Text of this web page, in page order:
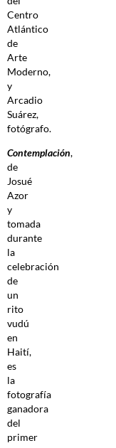
Centro
Atlántico
de
Arte
Moderno,
y
Arcadio
Suárez,
fotógrafo.
Contemplación,
de
Josué
Azor
y
tomada
durante
la
celebración
de
un
rito
vudú
en
Haití,
es
la
fotografía
ganadora
del
primer